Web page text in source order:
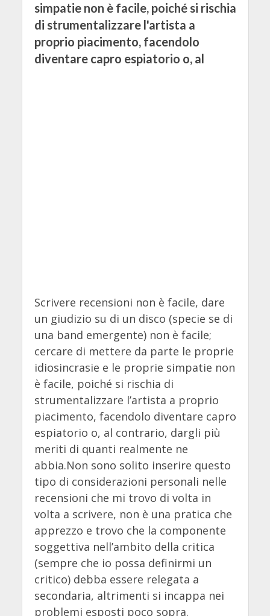
simpatie non è facile, poiché si rischia
di strumentalizzare l'artista a
proprio piacimento, facendolo
diventare capro espiatorio o, al
Scrivere recensioni non è facile, dare
un giudizio su di un disco (specie se di
una band emergente) non è facile;
cercare di mettere da parte le proprie
idiosincrasie e le proprie simpatie non
è facile, poiché si rischia di
strumentalizzare l’artista a proprio
piacimento, facendolo diventare capro
espiatorio o, al contrario, dargli più
meriti di quanti realmente ne
abbia.Non sono solito inserire questo
tipo di considerazioni personali nelle
recensioni che mi trovo di volta in
volta a scrivere, non è una pratica che
apprezzo e trovo che la componente
soggettiva nell’ambito della critica
(sempre che io possa definirmi un
critico) debba essere relegata a
secondaria, altrimenti si incappa nei
problemi esposti poco sopra.